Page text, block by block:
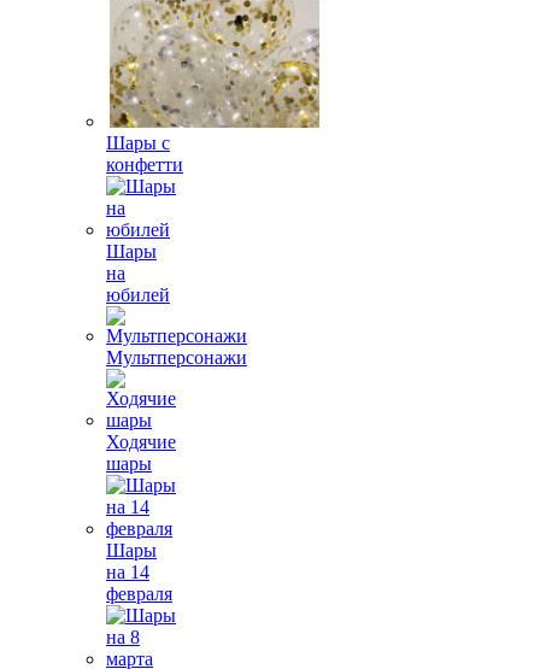
Шары с
конфетти
Шары
на
юбилей
Мультперсонажи
Ходячие
шары
Шары
на 14
февраля